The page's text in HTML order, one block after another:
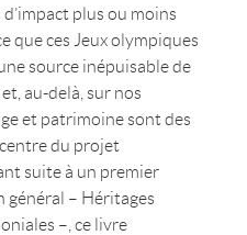
plus ou moins
que ces Jeux olympiques
source inépuisable de
au-delà, sur nos
et patrimoine sont des
du projet
suite à un premier
– Héritages
–, ce livre